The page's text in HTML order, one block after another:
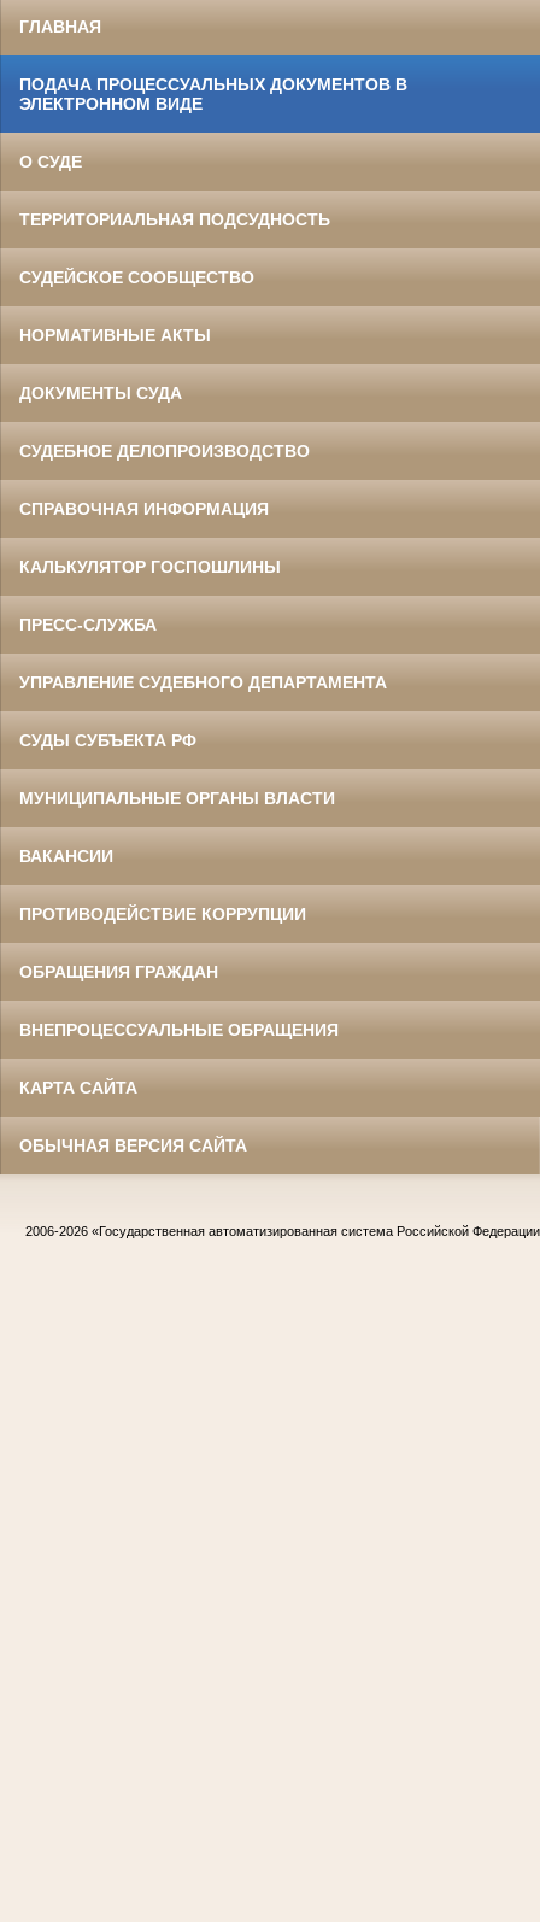
ГЛАВНАЯ
ПОДАЧА ПРОЦЕССУАЛЬНЫХ ДОКУМЕНТОВ В
ЭЛЕКТРОННОМ ВИДЕ
О СУДЕ
ТЕРРИТОРИАЛЬНАЯ ПОДСУДНОСТЬ
СУДЕЙСКОЕ СООБЩЕСТВО
НОРМАТИВНЫЕ АКТЫ
ДОКУМЕНТЫ СУДА
СУДЕБНОЕ ДЕЛОПРОИЗВОДСТВО
СПРАВОЧНАЯ ИНФОРМАЦИЯ
КАЛЬКУЛЯТОР ГОСПОШЛИНЫ
ПРЕСС-СЛУЖБА
УПРАВЛЕНИЕ СУДЕБНОГО ДЕПАРТАМЕНТА
СУДЫ СУБЪЕКТА РФ
МУНИЦИПАЛЬНЫЕ ОРГАНЫ ВЛАСТИ
ВАКАНСИИ
ПРОТИВОДЕЙСТВИЕ КОРРУПЦИИ
ОБРАЩЕНИЯ ГРАЖДАН
ВНЕПРОЦЕССУАЛЬНЫЕ ОБРАЩЕНИЯ
КАРТА САЙТА
ОБЫЧНАЯ ВЕРСИЯ САЙТА
2006-2026 «Государственная автоматизированная система Российской